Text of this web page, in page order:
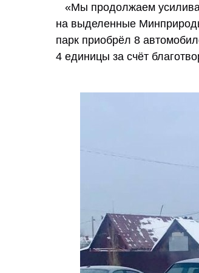
«Мы продолжаем
на выделенные
парк приобрёл 8
4 единицы за счёт